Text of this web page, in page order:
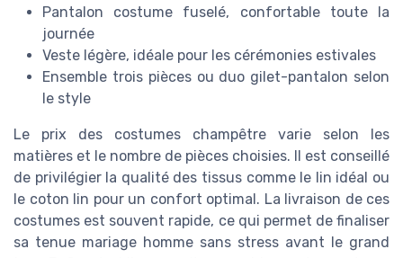
Pantalon costume fuselé, confortable toute la
journée
Veste légère, idéale pour les cérémonies estivales
Ensemble trois pièces ou duo gilet-pantalon selon
le style
Le prix des costumes champêtre varie selon les
matières et le nombre de pièces choisies. Il est conseillé
de privilégier la qualité des tissus comme le lin idéal ou
le coton lin pour un confort optimal. La livraison de ces
costumes est souvent rapide, ce qui permet de finaliser
sa tenue mariage homme sans stress avant le grand